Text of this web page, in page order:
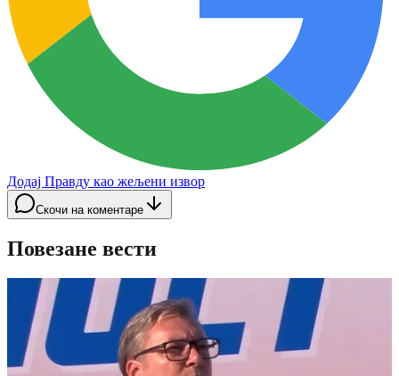
Додај Правду као жељени извор
Скочи на коментаре
Повезане вести